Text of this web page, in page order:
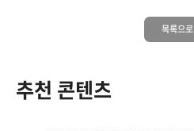
목록으로
추천 콘텐츠